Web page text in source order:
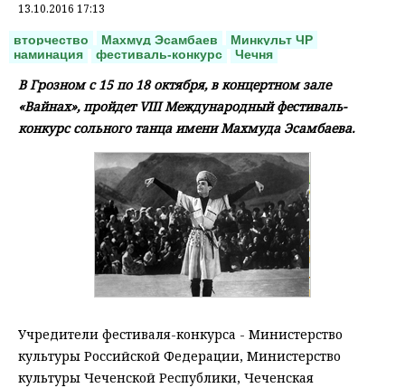
13.10.2016 17:13
вторчество Махмуд Эсамбаев
Минкульт ЧР
наминация
фестиваль-конкурс Чечня
В Грозном с 15 по 18 октября, в концертном зале
«Вайнах», пройдет VIII Международный фестиваль-
конкурс сольного танца имени Махмуда Эсамбаева.
Учредители фестиваля-конкурса - Министерство
культуры Российской Федерации, Министерство
культуры Чеченской Республики, Чеченская